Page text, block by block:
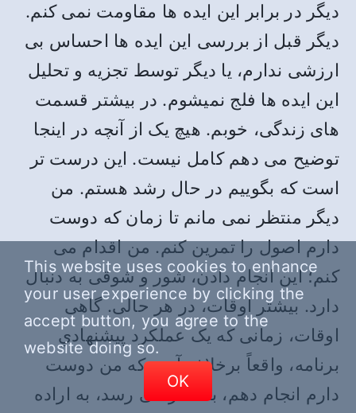
دیگر در برابر این ایده ها مقاومت نمی کنم.
دیگر قبل از بررسی این ایده ها احساس بی
ارزشی ندارم، یا دیگر توسط تجزیه و تحلیل
این ایده ها فلج نمیشوم. در بیشتر قسمت
های زندگی، خوبم. هیچ یک از آنچه در اینجا
توضیح می دهم کامل نیست. این درست تر
است که بگوییم در حال رشد هستم. من
دیگر منتظر نمی مانم تا زمان که دوست
دارم اصول را تمرین کنم. من اقدام می
کنم؛ این انجام دادن، شور و شوقی به دنبال
دارد. بیشتر اوقات، در هر حالی. گاهی
اوقات، زمانی که یک عملکرد پیشنهادیِ
برنامه، واقعاً برخلاف آنچه که من دوست
دارم انجام دهم، به نظر می رسد، به اراده
This website uses cookies to enhance
your user experience by clicking the
accept button, you agree to the
website doing so.
OK